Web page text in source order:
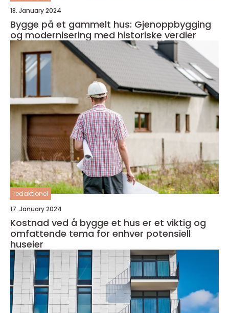
18. January 2024
Bygge på et gammelt hus: Gjenoppbygging
og modernisering med historiske verdier
redaktionel
17. January 2024
Kostnad ved å bygge et hus er et viktig og
omfattende tema for enhver potensiell
huseier